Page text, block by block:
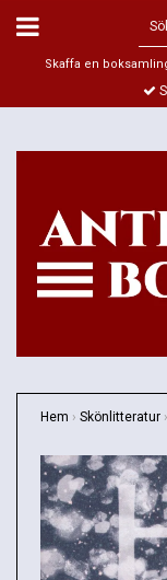
Skaffa en
Hem › Skönlitteratur ›